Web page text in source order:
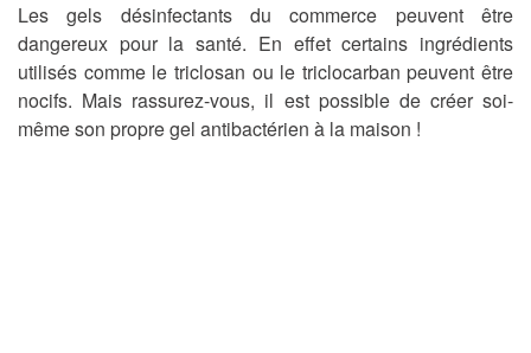
Les gels désinfectants du commerce peuvent être
dangereux pour la santé. En effet certains ingrédients
utilisés comme le triclosan ou le triclocarban peuvent être
nocifs. Mais rassurez-vous, il est possible de créer soi-
même son propre gel antibactérien à la maison !